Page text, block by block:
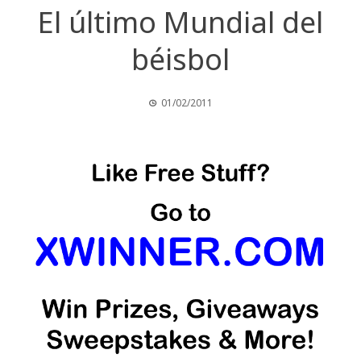
El último Mundial del
béisbol
01/02/2011